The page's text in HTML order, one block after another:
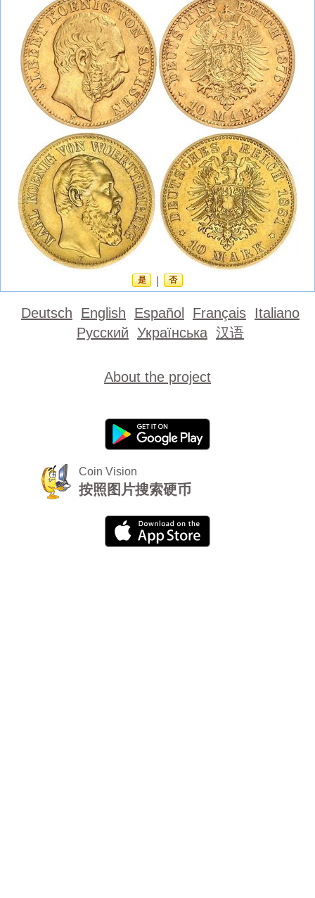
是 否
Deutsch English Español Français Italiano
Русский Українська 汉语
About the project
Coin Vision
按照图片搜索硬币